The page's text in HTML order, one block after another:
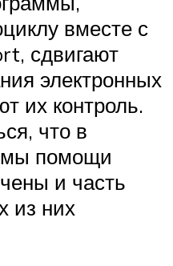
вместе с
сдвигают
электронных
их контроль.
что в
помощи
и часть
из них